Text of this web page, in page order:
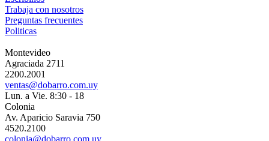
Trabaja con nosotros
Preguntas frecuentes
Politicas
Montevideo
Agraciada 2711
2200.2001
ventas@dobarro.com.uy
Lun. a Vie. 8:30 - 18
Colonia
Av. Aparicio Saravia 750
4520.2100
colonia@dobarro.com.uy